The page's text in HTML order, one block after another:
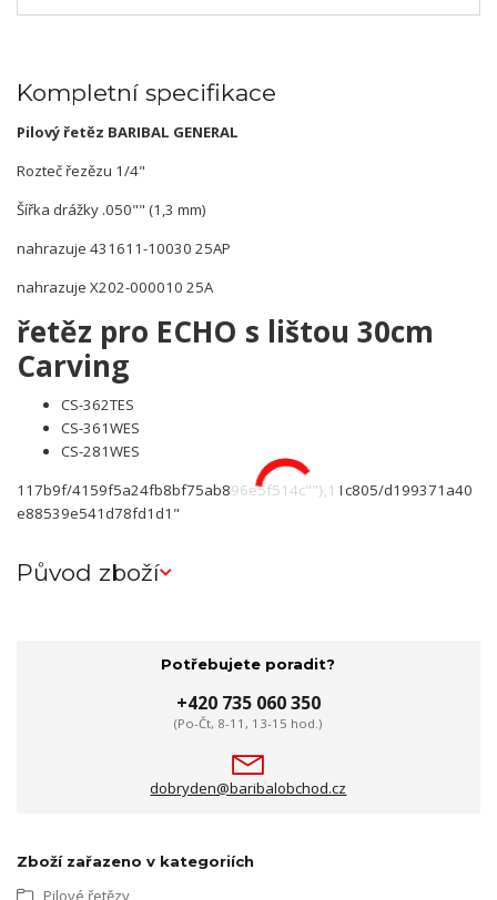
Kompletní specifikace
Pilový řetěz BARIBAL GENERAL
Rozteč řezězu 1/4"
Šířka drážky .050"" (1,3 mm)
nahrazuje 431611-10030 25AP
nahrazuje X202-000010 25A
řetěz pro ECHO s lištou 30cm
Carving
CS-362TES
CS-361WES
CS-281WES
117b9f/4159f5a24fb8bf75ab896e5f514c""},11c805/d199371a40
e88539e541d78fd1d1"
Původ zboží
Potřebujete poradit?
+420 735 060 350
(Po-Čt, 8-11, 13-15 hod.)
dobryden@baribalobchod.cz
Zboží zařazeno v kategoriích
Pilové řetězy